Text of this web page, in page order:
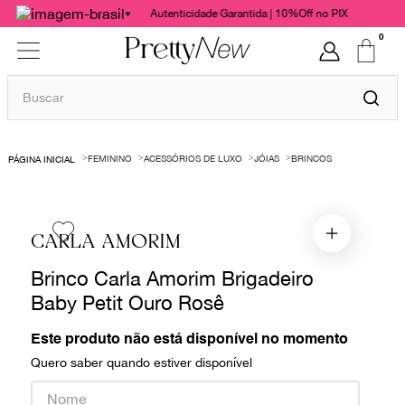
Autenticidade Garantida | 10%Off no PIX
0
Buscar
FEMININO ACESSÓRIOS DE LUXO JÓIAS BRINCOS
CARLA AMORIM
Brinco Carla Amorim Brigadeiro
Baby Petit Ouro Rosê
Este produto não está disponível no momento
Quero saber quando estiver disponível
1º
bolsas
chanel
vestido
paula raia
burberry